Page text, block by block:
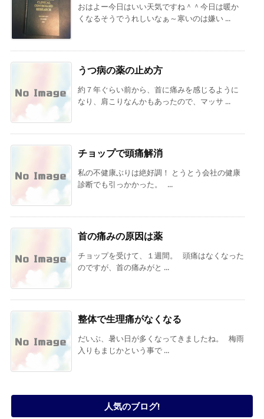
おはよー今日はいい天気ですね＾＾今日は暖か
くなるそうでうれしいなぁ～寒いのは嫌い ...
うつ病の薬の止め方
約７年ぐらい前から、首に痛みを感じるように
なり、肩こりなんかもあったので、マッサ ...
チョップで頭痛解消
私の不健康ぶりは絶好調！ とうとう会社の健康
診断でも引っかかった。 ...
首の痛みの原因は薬
チョップを受けて、１週間。 頭痛はなくなった
のですが、首の痛みがと ...
整体で生理痛がなくなる
だいぶ、暑い日が多くなってきましたね。 梅雨
入りもまじかという事で ...
人気のブログ!